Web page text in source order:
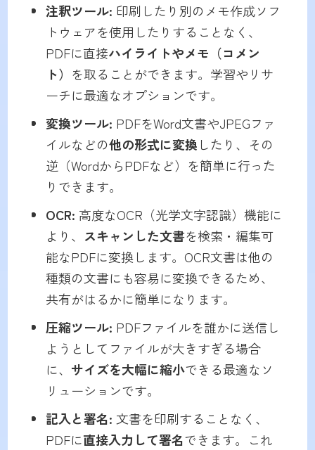
注釈ツール: 印刷したり別のメモ作成ソフ
トウェアを使用したりすることなく、
PDFに直接ハイライトやメモ（コメン
ト） を取ることができます。学習やリサ
ーチに最適なオプションです。
変換ツール: PDFをWord文書やJPEGファ
イルなどの他の形式に変換 したり、その
逆（WordからPDFなど）を簡単に行った
りできます。
OCR: 高度なOCR（光学文字認識）機能に
より、 スキャンした文書を検索・編集可
能なPDFに変換します。OCR文書は他の
種類の文書にも容易に変換できるため、
共有がはるかに簡単になります。
圧縮ツール: PDFファイルを誰かに送信し
ようとしてファイルが大きすぎる場合
に、 サイズを大幅に縮小できる最適なソ
リューションです。
記入と署名: 文書を印刷することなく、
PDFに直接入力して署名できます。これ